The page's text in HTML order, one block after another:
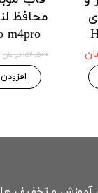
محافظ
m4pro
۱۵۴,۵۰۰ تومان